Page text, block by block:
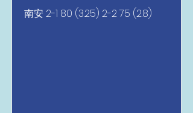
南安2-1 80 (3.25) 2-2 75 (2.8)